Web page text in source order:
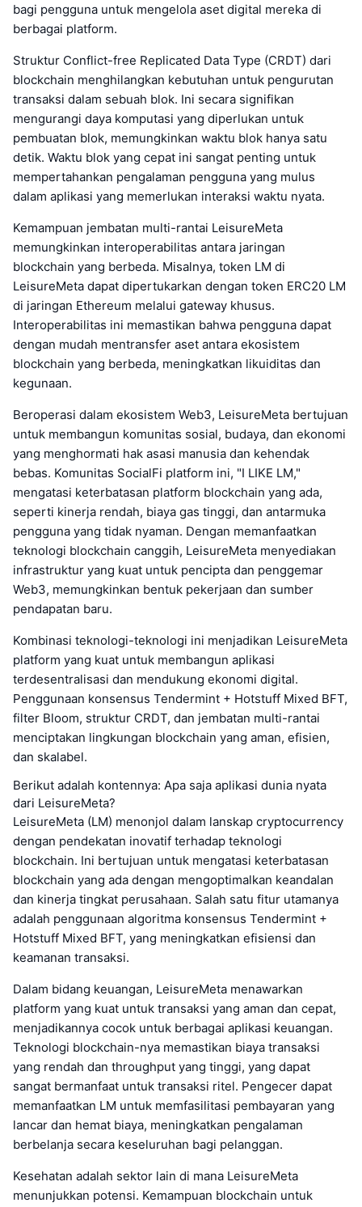
bagi pengguna untuk mengelola aset digital mereka di
berbagai platform.
Struktur Conflict-free Replicated Data Type (CRDT) dari
blockchain menghilangkan kebutuhan untuk pengurutan
transaksi dalam sebuah blok. Ini secara signifikan
mengurangi daya komputasi yang diperlukan untuk
pembuatan blok, memungkinkan waktu blok hanya satu
detik. Waktu blok yang cepat ini sangat penting untuk
mempertahankan pengalaman pengguna yang mulus
dalam aplikasi yang memerlukan interaksi waktu nyata.
Kemampuan jembatan multi-rantai LeisureMeta
memungkinkan interoperabilitas antara jaringan
blockchain yang berbeda. Misalnya, token LM di
LeisureMeta dapat dipertukarkan dengan token ERC20 LM
di jaringan Ethereum melalui gateway khusus.
Interoperabilitas ini memastikan bahwa pengguna dapat
dengan mudah mentransfer aset antara ekosistem
blockchain yang berbeda, meningkatkan likuiditas dan
kegunaan.
Beroperasi dalam ekosistem Web3, LeisureMeta bertujuan
untuk membangun komunitas sosial, budaya, dan ekonomi
yang menghormati hak asasi manusia dan kehendak
bebas. Komunitas SocialFi platform ini, "I LIKE LM,"
mengatasi keterbatasan platform blockchain yang ada,
seperti kinerja rendah, biaya gas tinggi, dan antarmuka
pengguna yang tidak nyaman. Dengan memanfaatkan
teknologi blockchain canggih, LeisureMeta menyediakan
infrastruktur yang kuat untuk pencipta dan penggemar
Web3, memungkinkan bentuk pekerjaan dan sumber
pendapatan baru.
Kombinasi teknologi-teknologi ini menjadikan LeisureMeta
platform yang kuat untuk membangun aplikasi
terdesentralisasi dan mendukung ekonomi digital.
Penggunaan konsensus Tendermint + Hotstuff Mixed BFT,
filter Bloom, struktur CRDT, dan jembatan multi-rantai
menciptakan lingkungan blockchain yang aman, efisien,
dan skalabel.
Berikut adalah kontennya: Apa saja aplikasi dunia nyata
dari LeisureMeta?
LeisureMeta (LM) menonjol dalam lanskap cryptocurrency
dengan pendekatan inovatif terhadap teknologi
blockchain. Ini bertujuan untuk mengatasi keterbatasan
blockchain yang ada dengan mengoptimalkan keandalan
dan kinerja tingkat perusahaan. Salah satu fitur utamanya
adalah penggunaan algoritma konsensus Tendermint +
Hotstuff Mixed BFT, yang meningkatkan efisiensi dan
keamanan transaksi.
Dalam bidang keuangan, LeisureMeta menawarkan
platform yang kuat untuk transaksi yang aman dan cepat,
menjadikannya cocok untuk berbagai aplikasi keuangan.
Teknologi blockchain-nya memastikan biaya transaksi
yang rendah dan throughput yang tinggi, yang dapat
sangat bermanfaat untuk transaksi ritel. Pengecer dapat
memanfaatkan LM untuk memfasilitasi pembayaran yang
lancar dan hemat biaya, meningkatkan pengalaman
berbelanja secara keseluruhan bagi pelanggan.
Kesehatan adalah sektor lain di mana LeisureMeta
menunjukkan potensi. Kemampuan blockchain untuk